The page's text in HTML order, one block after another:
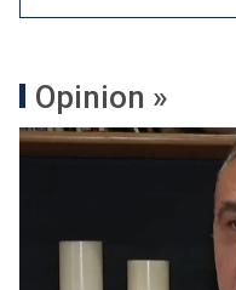
Opinion »